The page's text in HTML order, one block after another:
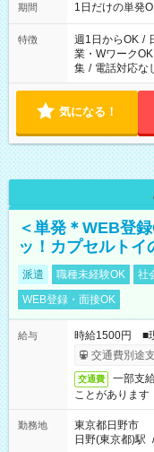
期間 1日だけの単発
特徴 週1日からOK /
業・WワークOK
集 / 電話対応な
気になる！
＜単発＊WEB登
ッ！カプセルトイ
派遣 職種未経験OK 社
WEB登録・面接OK
給与
時給1500円 ■
交通費別途
交通費
一部支
ことがあります
勤務地
東京都日野市
日野(東京都)駅